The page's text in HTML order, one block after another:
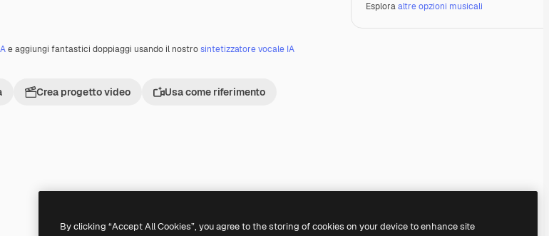
e aggiungi fantastici doppiaggi usando il nostrosintetizzatore vocale IA
Crea progetto video Usa come riferimento
Esploraaltre opzioni musicali
By clicking “Accept All Cookies”, you agree to the storing of cookies on your device to enhance site